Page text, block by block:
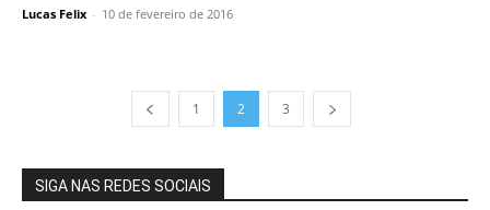
Lucas Felix - 10 de fevereiro de 2016
1 2 3
SIGA NAS REDES SOCIAIS